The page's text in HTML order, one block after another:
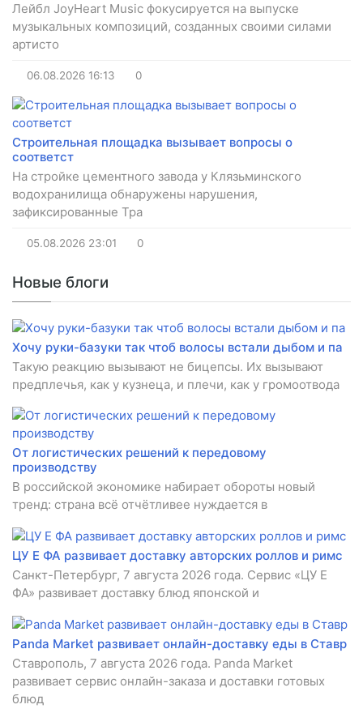
Лейбл JoyHeart Music фокусируется на выпуске
музыкальных композиций, созданных своими силами
артисто
06.08.2026 16:13 0
Строительная площадка вызывает вопросы о
соответст
На стройке цементного завода у Клязьминского
водохранилища обнаружены нарушения,
зафиксированные Тра
05.08.2026 23:01 0
Новые блоги
Хочу руки-базуки так чтоб волосы встали дыбом и па
Такую реакцию вызывают не бицепсы. Их вызывают
предплечья, как у кузнеца, и плечи, как у громоотвода
От логистических решений к передовому
производству
В российской экономике набирает обороты новый
тренд: страна всё отчётливее нуждается в
ЦУ Е ФА развивает доставку авторских роллов и римс
Санкт-Петербург, 7 августа 2026 года. Сервис «ЦУ Е
ФА» развивает доставку блюд японской и
Panda Market развивает онлайн-доставку еды в Ставр
Ставрополь, 7 августа 2026 года. Panda Market
развивает сервис онлайн-заказа и доставки готовых
блюд